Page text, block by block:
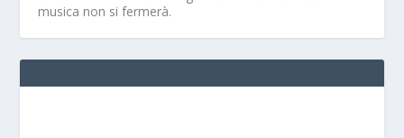
musica non si fermerà.